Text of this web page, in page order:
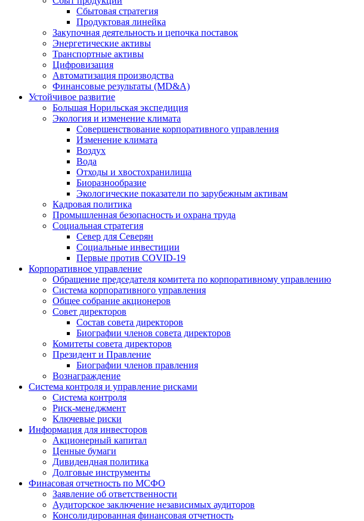
Сбытовая стратегия
Продуктовая линейка
Закупочная деятельность и цепочка поставок
Энергетические активы
Транспортные активы
Цифровизация
Автоматизация производства
Финансовые результаты (MD&A)
Устойчивое развитие
Большая Норильская экспедиция
Экология и изменение климата
Совершенствование корпоративного управления
Изменение климата
Воздух
Вода
Отходы и хвостохранилища
Биоразнообразие
Экологические показатели по зарубежным активам
Кадровая политика
Промышленная безопасность и охрана труда
Социальная стратегия
Север для Северян
Социальные инвестиции
Первые против COVID‑19
Корпоративное управление
Обращение председателя комитета по корпоративному управлению
Система корпоративного управления
Общее собрание акционеров
Совет директоров
Состав совета директоров
Биографии членов совета директоров
Комитеты совета директоров
Президент и Правление
Биографии членов правления
Вознаграждение
Система контроля и управление рисками
Система контроля
Риск-менеджмент
Ключевые риски
Информация для инвесторов
Акционерный капитал
Ценные бумаги
Дивидендная политика
Долговые инструменты
Финасовая отчетность по МСФО
Заявление об ответственности
Аудиторское заключение независимых аудиторов
Консолидированная финансовая отчетность